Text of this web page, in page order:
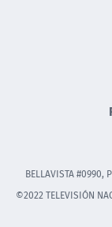
BELLAVISTA #0990,
©2022 TELEVISIÓN